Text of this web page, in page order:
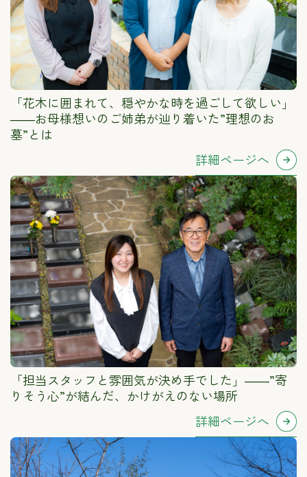
「花木に囲まれて、穏やかな時を過ごして欲しい」
――お母様想いのご姉弟が辿り着いた”理想のお
墓”とは
詳細ページへ
「担当スタッフと雰囲気が決め手でした」――”寄
りそう心”が結んだ、かけがえのない場所
詳細ページへ